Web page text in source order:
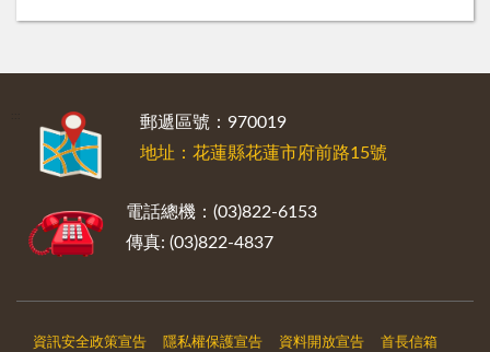
郵遞區號：970019
地址：花蓮縣花蓮市府前路15號
電話總機：(03)822-6153
傳真: (03)822-4837
資訊安全政策宣告 隱私權保護宣告 資料開放宣告 首長信箱